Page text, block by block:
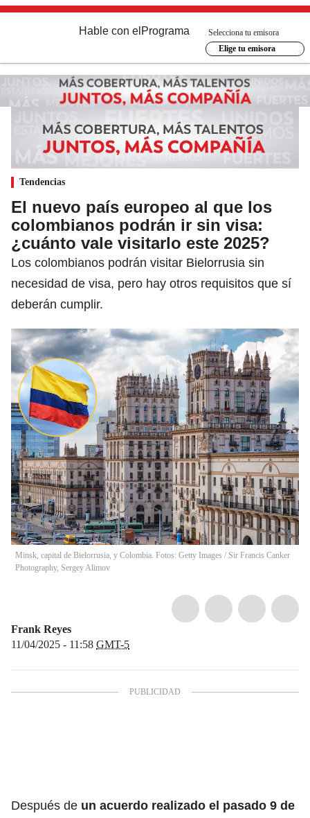
Hable con el Programa
Selecciona tu emisora
Elige tu emisora
Tendencias
El nuevo país europeo al que los
colombianos podrán ir sin visa:
¿cuánto vale visitarlo este 2025?
Los colombianos podrán visitar Bielorrusia sin
necesidad de visa, pero hay otros requisitos que sí
deberán cumplir.
Minsk, capital de Bielorrusia, y Colombia. Fotos: Getty Images / Sir Francis Canker
Photography, Sergey Alimov
Frank Reyes
11/04/2025 - 11:58 GMT-5
Después de un acuerdo realizado el pasado 9 de